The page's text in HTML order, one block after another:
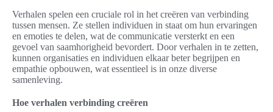
Verhalen spelen een cruciale rol in het creëren van verbinding
tussen mensen. Ze stellen individuen in staat om hun ervaringen
en emoties te delen, wat de communicatie versterkt en een
gevoel van saamhorigheid bevordert. Door verhalen in te zetten,
kunnen organisaties en individuen elkaar beter begrijpen en
empathie opbouwen, wat essentieel is in onze diverse
samenleving.
Hoe verhalen verbinding creëren